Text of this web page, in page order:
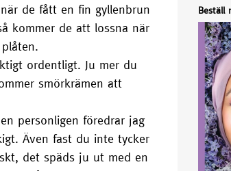
de fått en fin gyllenbrun
kommer de att lossna när
ordentligt. Ju mer du
smörkrämen att
personligen föredrar jag
Även fast du inte tycker
det späds ju ut med en
Beställ